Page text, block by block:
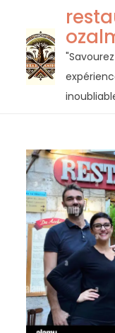
contenu